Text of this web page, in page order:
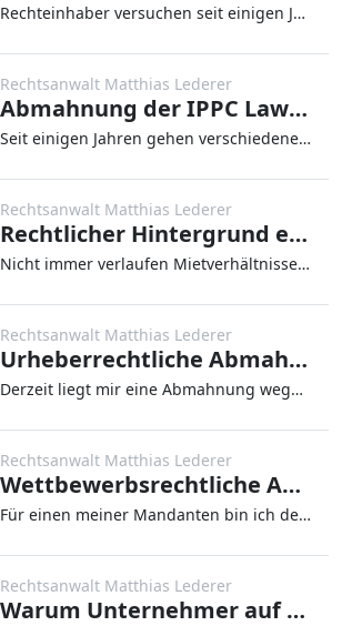
Rechteinhaber versuchen seit einigen Jahren, die illegale Verbreitung ihrer Werke (z.B. Filme, Musik, Computerprogramme-
Rechtsanwalt Matthias Lederer
Abmahnung der IPPC Law Rechtsanwaltsgesellschaft mbH für MG Premium Ltd wegen „Be Grateful“
Seit einigen Jahren gehen verschiedene Rechteinhaber gegen die illegale Verbreitung ihrer Werke im Internet vor. Dabei b
Rechtsanwalt Matthias Lederer
Rechtlicher Hintergrund einer frislosten Kündigung im Mietrecht
Nicht immer verlaufen Mietverhältnisse frei von Problemen. Für Mieter und Vermieter bedeuten solche Probleme auch häufig
Rechtsanwalt Matthias Lederer
Urheberrechtliche Abmahnung der Image Professionals GmbH durch die Kanzlei Frommer Legal
Derzeit liegt mir eine Abmahnung wegen der unerlaubten Nutzung eines Lichtbildes im Internet zur Bearbeitung vor. Auf Gr
Rechtsanwalt Matthias Lederer
Wettbewerbsrechtliche Abmahnung wegen irreführender Werbung mit Rabattpreisen
Für einen meiner Mandanten bin ich derzeit wegen einer wettbewerbsrechtlichen Abmahnung wegen irreführender Werbung im Z
Rechtsanwalt Matthias Lederer
Warum Unternehmer auf einen guten Ruf im Internet achten sollten und wie sie sich gegen schlechte Bewertungen wehren können